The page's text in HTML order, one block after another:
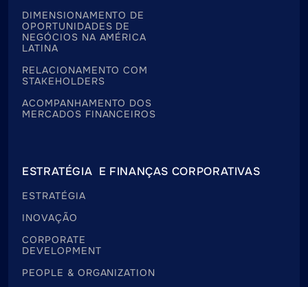
DIMENSIONAMENTO DE
OPORTUNIDADES DE
NEGÓCIOS NA AMÉRICA
LATINA
RELACIONAMENTO COM
STAKEHOLDERS
ACOMPANHAMENTO DOS
MERCADOS FINANCEIROS
ESTRATÉGIA E FINANÇAS CORPORATIVAS
ESTRATÉGIA
INOVAÇÃO
CORPORATE
DEVELOPMENT
PEOPLE & ORGANIZATION